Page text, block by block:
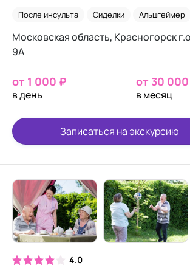
После инсульта Сиделки Альцгеймер
Московская область, Красногорск
9А
от 1 000 ₽
в день
от 30
в месяц
Записаться на экскурсию
4.0